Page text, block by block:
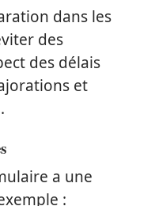
dans les
des
des délais
et
a une
: